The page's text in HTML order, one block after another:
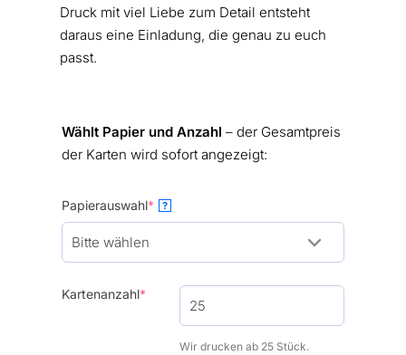
Druck mit viel Liebe zum Detail entsteht
daraus eine Einladung, die genau zu euch
passt.
Wählt Papier und Anzahl – der Gesamtpreis
der Karten wird sofort angezeigt:
Papierauswahl*(required)
?
Kartenanzahl*(required)
Wir drucken ab 25 Stück.